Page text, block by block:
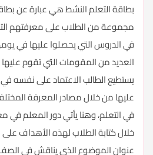
بطاقة التعلم النشط هي عبارة عن
مجموعة من الطلاب على معرفتهم
في الدروس التي يحصلوا عليها في
العديد من المقومات التي تقوم
يستطيع الطالب الاعتماد على نفسه
عليها من خلال مصادر المعرفة
في التعلم، وهنا يأتي دور المعلم
خلال كتابة الطلاب لهذه الأهداف
عنوان الموضوع الذي يناقش في